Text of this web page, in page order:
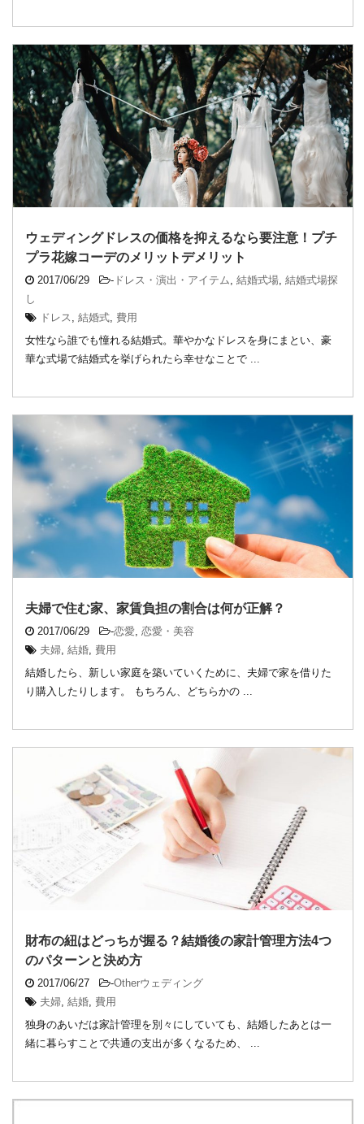
ウェディングドレスの価格を抑えるなら要注意！プチ
プラ花嫁コーデのメリットデメリット
2017/06/29 - ドレス・演出・アイテム, 結婚式場, 結婚式場探
し
ドレス , 結婚式, 費用
女性なら誰でも憧れる結婚式。華やかなドレスを身にまとい、豪
華な式場で結婚式を挙げられたら幸せなことで ...
夫婦で住む家、家賃負担の割合は何が正解？
2017/06/29 -恋愛, 恋愛・美容
夫婦, 結婚, 費用
結婚したら、新しい家庭を築いていくために、夫婦で家を借りた
り購入したりします。 もちろん、どちらかの ...
財布の紐はどっちが握る？結婚後の家計管理方法4つ
のパターンと決め方
2017/06/27 -Otherウェディング
夫婦, 結婚, 費用
独身のあいだは家計管理を別々にしていても、結婚したあとは一
緒に暮らすことで共通の支出が多くなるため、 ...